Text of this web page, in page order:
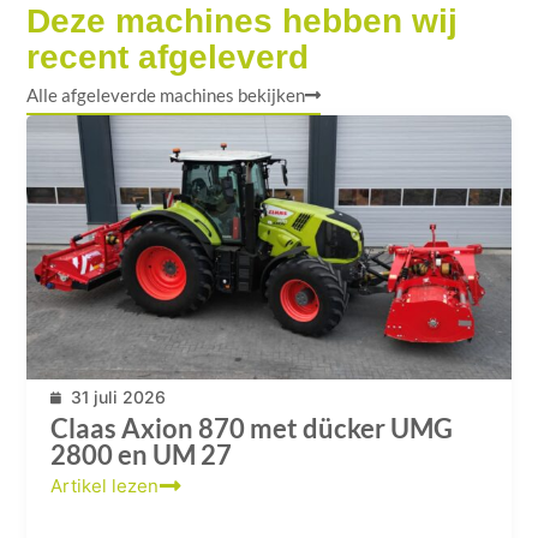
Deze machines hebben wij
recent afgeleverd
Alle afgeleverde machines bekijken
31 juli 2026
Claas Axion 870 met dücker UMG
2800 en UM 27
Artikel lezen